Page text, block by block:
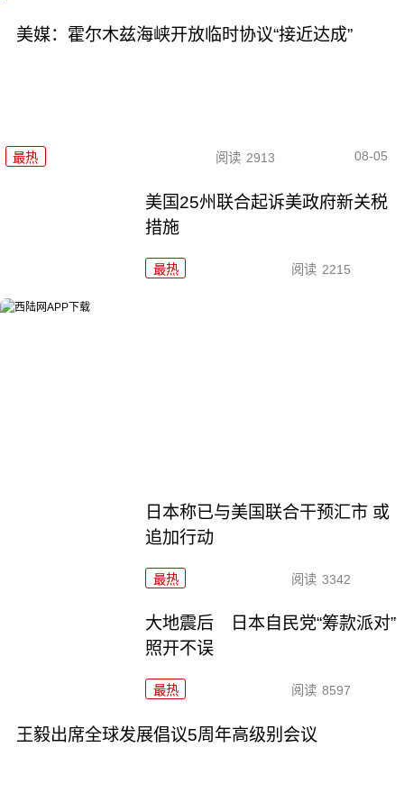
美媒：霍尔木兹海峡开放临时协议“接近达成”
最热 阅读 2913 08-05
美国25州联合起诉美政府新关税
措施
最热 阅读 2215
日本称已与美国联合干预汇市 或
追加行动
最热 阅读 3342
大地震后 日本自民党“筹款派对”
照开不误
最热 阅读 8597
王毅出席全球发展倡议5周年高级别会议